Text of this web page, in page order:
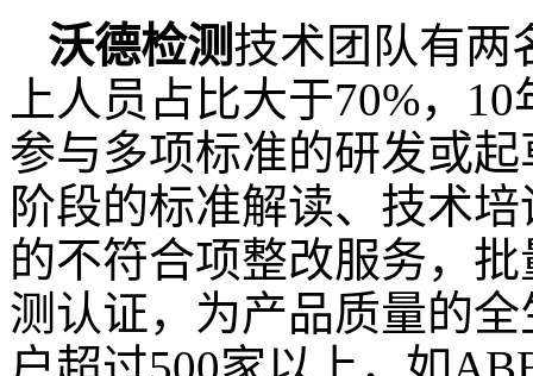
沃德检测技术团队有两
上人员占比大于70%， 10
参与多项标准的研发或
阶段的标准解读、技术
的不符合项整改服务，
测认证，为产品质量的